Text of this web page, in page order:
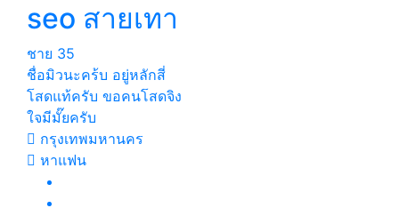
seo สายเทา
ชาย 35
ชื่อมิวนะคร้บ อยู่หลักสี่
โสดแท้ครับ ขอคนโสดจิง
ใจมีมั๊ยครับ
กรุงเทพมหานคร
หาแฟน